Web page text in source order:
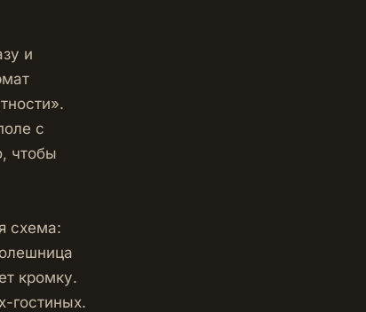
и
с
чтобы
схема:
кромку.
гостиных.